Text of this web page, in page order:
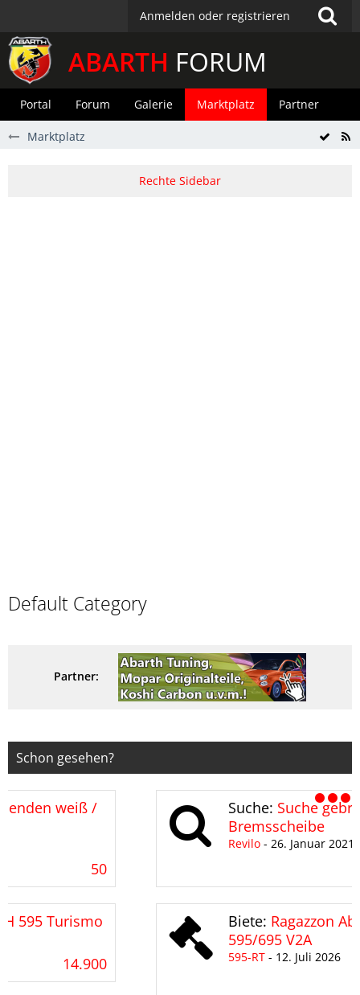
Anmelden oder registrieren
ABARTH FORUM
Portal Forum Galerie Marktplatz Partner
Marktplatz
Default Category
Partner:
Schon gesehen?
Suche:
Suche gebrauchte 305mm
Bremsscheibe
26. Januar 2021
Biete:
Ragazzon Abgasanlage Abarth
595-RT